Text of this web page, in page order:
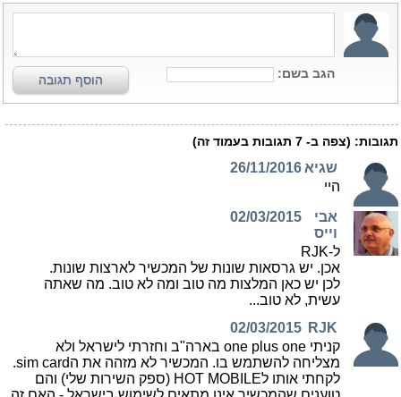
הגב בשם: הוסף תגובה
תגובות: (צפה ב- 7 תגובות בעמוד זה)
שגיא26/11/2016
היי
אבי
וייס
02/03/2015
ל-RJK
אכן. יש גרסאות שונות של המכשיר לארצות שונות.
לכן יש כאן המלצות מה טוב ומה לא טוב. מה שאתה
עשית, לא טוב...
RJK
02/03/2015
קניתי one plus one בארה"ב וחזרתי לישראל ולא
מצליחה להשתמש בו. המכשיר לא מזהה את הsim card.
לקחתי אותו לHOT MOBILE (ספק השירות שלי) והם